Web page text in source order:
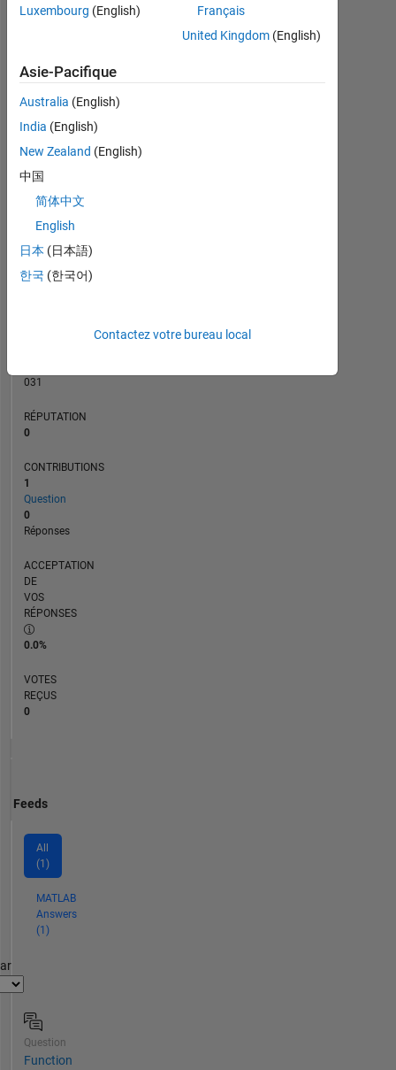
MATLAB Answers
CONTRIBUTIONS L
0
1
031
RÉPUTATION
0
CONTRIBUTIONS
1
Question
0
Réponses
ACCEPTATION
DE
VOS
RÉPONSES
0.0%
VOTES
REÇUS
0
Feeds
All
(1)
MATLAB
Answers
(1)
Question
Function
Luxembourg (English)
Français
United Kingdom(English)
Asie-Pacifique
Australia (English)
India (English)
New Zealand (English)
中国
简体中文
English
日本 (日本語)
한국 (한국어)
Contactez votre bureau local